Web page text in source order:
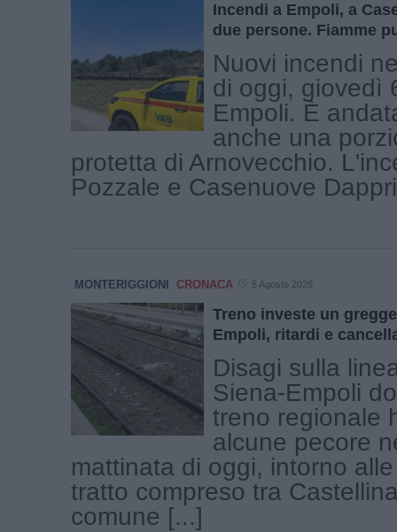
Incendi a Empoli, a
due persone. Fiamme
Nuovi incendi
di oggi, giovedì
Empoli. È
anche una
protetta di Arnovecchio.
Pozzale e Casenuove
MONTERIGGIONI CRONACA 5 Agosto 2026
Treno investe un
Empoli, ritardi e
Disagi sulla
Siena-Empoli
treno regionale
alcune pecore
mattinata di oggi, intorno
tratto compreso tra
comune [...]